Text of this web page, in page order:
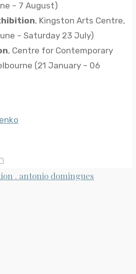
– 7 August)
, Kingston Arts Centre,
– Saturday 23 July)
, Centre for Contemporary
(21 January – 06
. antonio domingues